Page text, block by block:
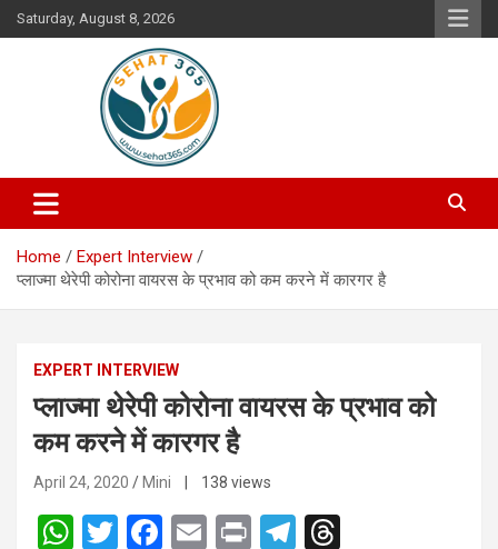
Skip
to
Saturday, August 8, 2026
Sehat365
Your's Complete Health Guide
Home
Expert Interview
प्लाज्मा थेरेपी कोरोना वायरस के प्रभाव को कम करने में कारगर है
EXPERT INTERVIEW
प्लाज्मा थेरेपी कोरोना वायरस के प्रभाव को
कम करने में कारगर है
April 24, 2020 Mini | 138 views
W T
F
E
Pr T